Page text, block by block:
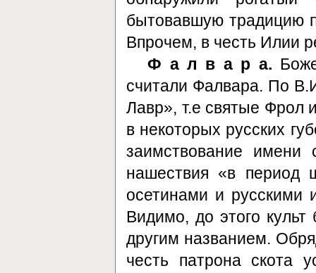
бытовавшую традицию
Впрочем, в честь Илии
Ф а л в а р а.
считали Фалвара. По
Лавр», т.е святые Фрол
в некоторых русских
заимствование имени
нашествия «в период
осетинами и русскими
Видимо, до этого культ
другим названием.
честь патрона скота